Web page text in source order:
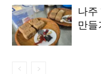
나주
만들